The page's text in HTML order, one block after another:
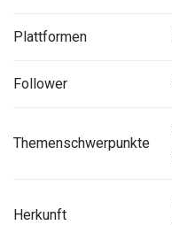
Plattformen
Follower
Themenschwerpunkte
Herkunft